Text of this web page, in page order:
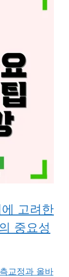
고려한
중요성
교정과 올바